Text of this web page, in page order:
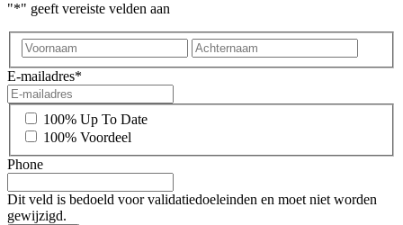
"*" geeft vereiste velden aan
Voornaam
E-mailadres*
*
100% Up To Date
100% Voordeel
Phone
Dit veld is bedoeld voor validatiedoeleinden en moet niet worden
gewijzigd.